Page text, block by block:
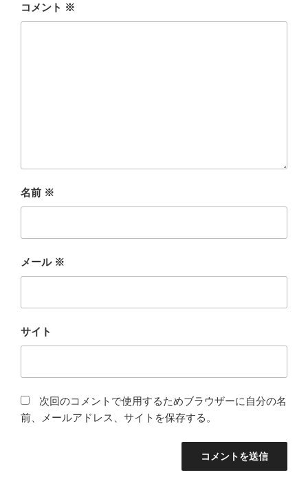
コメント ※
名前 ※
メール ※
サイト
次回のコメントで使用するためブラウザーに自分の名
前、メールアドレス、サイトを保存する。